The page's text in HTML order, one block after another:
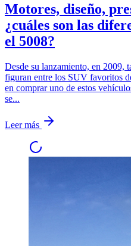
Motores, diseño,
¿cuáles son las
el 5008?
Desde su lanzamiento, en 2009,
figuran entre los SUV favoritos
en comprar uno de estos
se...
Leer más